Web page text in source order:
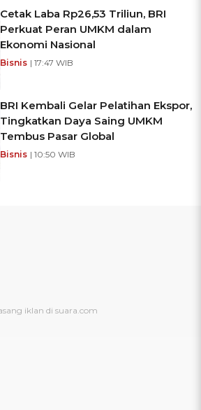
Cetak Laba Rp26,53 Triliun, BRI
Perkuat Peran UMKM dalam
Ekonomi Nasional
Bisnis | 17:47 WIB
BRI Kembali Gelar Pelatihan Ekspor,
Tingkatkan Daya Saing UMKM
Tembus Pasar Global
Bisnis | 10:50 WIB